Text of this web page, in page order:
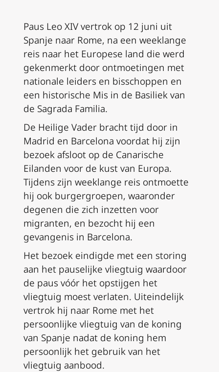
Paus Leo XIV vertrok op 12 juni uit
Spanje naar Rome, na een weeklange
reis naar het Europese land die werd
gekenmerkt door ontmoetingen met
nationale leiders en bisschoppen en
een historische Mis in de Basiliek van
de Sagrada Familia.
De Heilige Vader bracht tijd door in
Madrid en Barcelona voordat hij zijn
bezoek afsloot op de Canarische
Eilanden voor de kust van Europa.
Tijdens zijn weeklange reis ontmoette
hij ook burgergroepen, waaronder
degenen die zich inzetten voor
migranten, en bezocht hij een
gevangenis in Barcelona.
Het bezoek eindigde met een storing
aan het pauselijke vliegtuig waardoor
de paus vóór het opstijgen het
vliegtuig moest verlaten. Uiteindelijk
vertrok hij naar Rome met het
persoonlijke vliegtuig van de koning
van Spanje nadat de koning hem
persoonlijk het gebruik van het
vliegtuig aanbood.